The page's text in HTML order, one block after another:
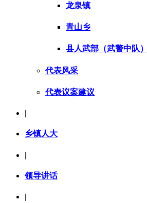
龙泉镇
青山乡
县人武部（武警中队）
代表风采
代表议案建议
|
乡镇人大
|
领导讲话
|